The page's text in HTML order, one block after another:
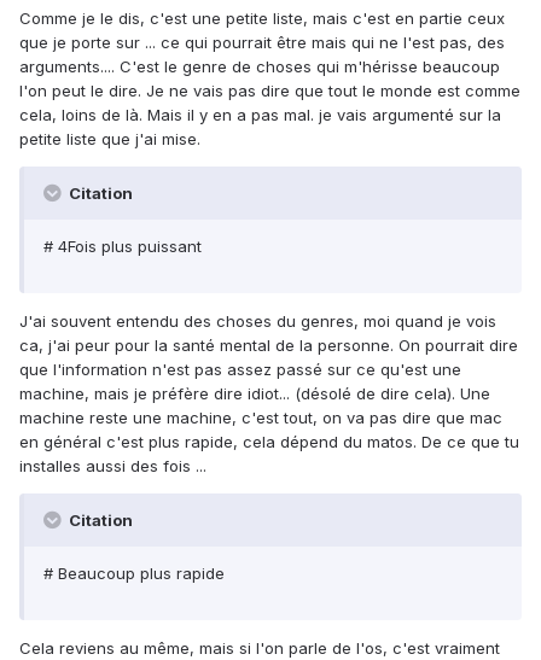
Comme je le dis, c'est une petite liste, mais c'est en partie ceux
que je porte sur ... ce qui pourrait être mais qui ne l'est pas, des
arguments.... C'est le genre de choses qui m'hérisse beaucoup
l'on peut le dire. Je ne vais pas dire que tout le monde est comme
cela, loins de là. Mais il y en a pas mal. je vais argumenté sur la
petite liste que j'ai mise.
Citation
# 4Fois plus puissant
J'ai souvent entendu des choses du genres, moi quand je vois
ca, j'ai peur pour la santé mental de la personne. On pourrait dire
que l'information n'est pas assez passé sur ce qu'est une
machine, mais je préfère dire idiot... (désolé de dire cela). Une
machine reste une machine, c'est tout, on va pas dire que mac
en général c'est plus rapide, cela dépend du matos. De ce que tu
installes aussi des fois ...
Citation
# Beaucoup plus rapide
Cela reviens au même, mais si l'on parle de l'os, c'est vraiment